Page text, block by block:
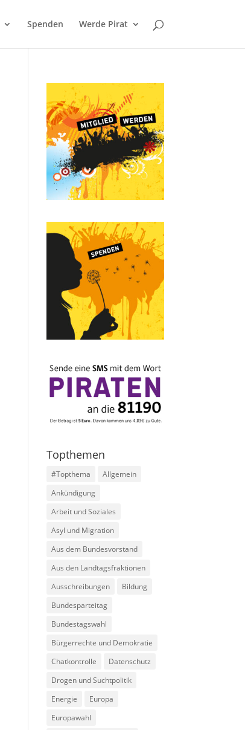
Spenden Werde Pirat
Topthemen
#Topthema
Allgemein
Ankündigung
Arbeit und Soziales
Asyl und Migration
Aus dem Bundesvorstand
Aus den Landtagsfraktionen
Ausschreibungen
Bildung
Bundesparteitag
Bundestagswahl
Bürgerrechte und Demokratie
Chatkontrolle
Datenschutz
Drogen und Suchtpolitik
Energie
Europa
Europawahl